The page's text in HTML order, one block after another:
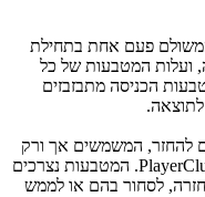
פעם אחת בתחילת
ועלות המטבעות של כל
הכניסה מתבזבזים
להחזר, המשמשים אך ורק
ככרטיסי כניסה להשתתפות במשחקים ב-PlayerClub. המטבעות נצרכים
לסחור בהם או לממש